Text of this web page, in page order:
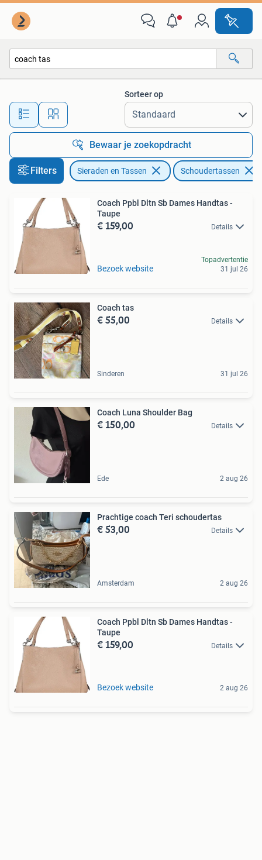
Alle afstanden…
Sorteer op
Bewaar je zoekopdracht
Filters Sieraden en Tassen Schoudertassen
Coach Ppbl Dltn Sb Dames Handtas -
Taupe
€ 159,00 Details
Bezoek website
Topadvertentie
31 jul 26
Coach tas
€ 55,00 Details
Sinderen 31 jul 26
Coach Luna Shoulder Bag
€ 150,00 Details
Ede 2 aug 26
Prachtige coach Teri schoudertas
€ 53,00 Details
Amsterdam 2 aug 26
Coach Ppbl Dltn Sb Dames Handtas -
Taupe
€ 159,00 Details
Bezoek website 2 aug 26